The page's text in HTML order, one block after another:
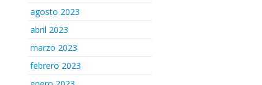
agosto 2023
abril 2023
marzo 2023
febrero 2023